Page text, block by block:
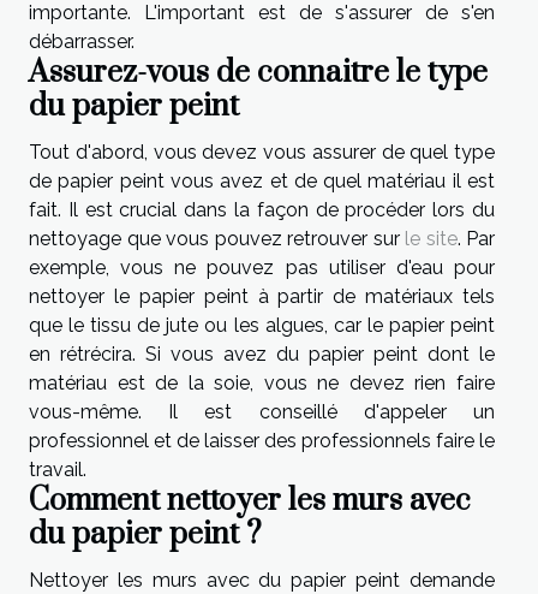
importante. L'important est de s'assurer de s'en
débarrasser.
Assurez-vous de connaitre le type
du papier peint
Tout d'abord, vous devez vous assurer de quel type
de papier peint vous avez et de quel matériau il est
fait. Il est crucial dans la façon de procéder lors du
nettoyage que vous pouvez retrouver sur le site. Par
exemple, vous ne pouvez pas utiliser d'eau pour
nettoyer le papier peint à partir de matériaux tels
que le tissu de jute ou les algues, car le papier peint
en rétrécira. Si vous avez du papier peint dont le
matériau est de la soie, vous ne devez rien faire
vous-même. Il est conseillé d'appeler un
professionnel et de laisser des professionnels faire le
travail.
Comment nettoyer les murs avec
du papier peint ?
Nettoyer les murs avec du papier peint demande